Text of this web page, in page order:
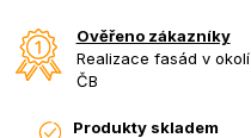
Ověřeno zákazníky
Realizace fasád v okolí
ČB
Produkty skladem